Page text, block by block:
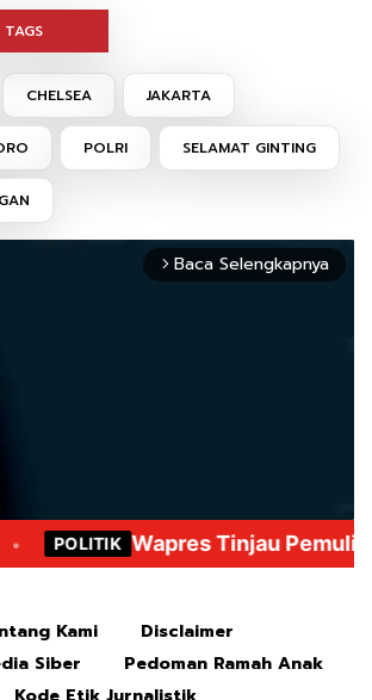
TAGS
CHELSEA JAKARTA
POLRI SELAMAT GINTING
arrow_forward_ios Baca Selengkapnya
Kami
Disclaimer
Siber
Pedoman Ramah Anak